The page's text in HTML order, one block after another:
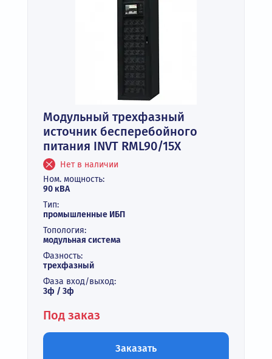
Модульный трехфазный
источник бесперебойного
питания INVT RML90/15X
Нет в наличии
Ном. мощность:
90 кВА
Тип:
промышленные ИБП
Топология:
модульная система
Фазность:
трехфазный
Фаза вход/выход:
3ф / 3ф
Под заказ
Заказать